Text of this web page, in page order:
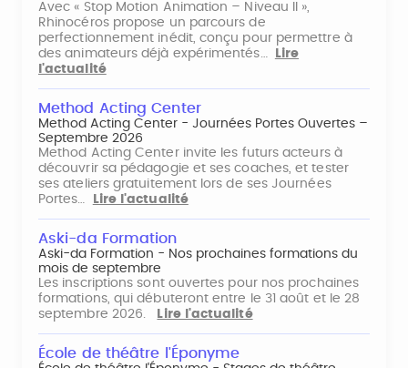
Avec « Stop Motion Animation – Niveau II »,
Rhinocéros propose un parcours de
perfectionnement inédit, conçu pour permettre à
des animateurs déjà expérimentés…
Lire
l'actualité
Method Acting Center
Method Acting Center - Journées Portes Ouvertes –
Septembre 2026
Method Acting Center invite les futurs acteurs à
découvrir sa pédagogie et ses coaches, et tester
ses ateliers gratuitement lors de ses Journées
Portes…
Lire l'actualité
Aski-da Formation
Aski-da Formation - Nos prochaines formations du
mois de septembre
Les inscriptions sont ouvertes pour nos prochaines
formations, qui débuteront entre le 31 août et le 28
septembre 2026.
Lire l'actualité
École de théâtre l'Éponyme